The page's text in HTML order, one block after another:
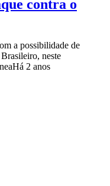
contra o
a possibilidade de
neste
Há 2 anos